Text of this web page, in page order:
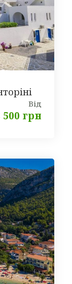
Від
500 грн